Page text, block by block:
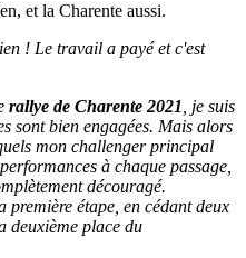
et la Charente aussi.
! Le travail a payé et c'est
rallye de Charente 2021 , je suis
sont bien engagées. Mais alors
mon challenger principal
à chaque passage,
découragé.
première étape, en cédant deux
deuxième place du